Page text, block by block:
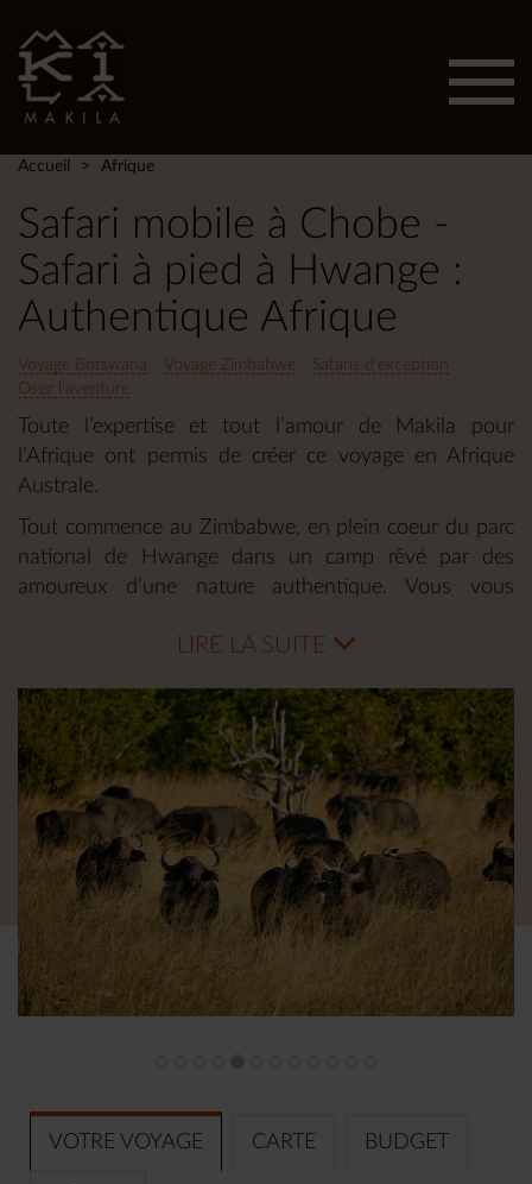
Accueil Afrique
Safari mobile à Chobe -
Safari à pied à Hwange :
Authentique Afrique
Voyage Botswana Voyage Zimbabwe
Safaris d'exception
Osez l'aventure
Toute l’expertise et tout l’amour de Makila pour
l’Afrique ont permis de créer ce voyage en Afrique
Australe.
Tout commence au Zimbabwe, en plein coeur du parc
national de Hwange dans un camp rêvé par des
amoureux d’une nature authentique. Vous vous
infini de savane africaine. Lors des safaris en 4x4, les
vous toute leur expérience . Vous découvirez
également tout le plaisir du safari à pied et les
rencontres inattendues, au détour d’un buisson, avec
un éléphant. Au Botswana, c’est une expérience de
celle qui n’exsite que dans les rêves les plus fous qui
vous attend : pendant 4 jours et 3 nuits vous ferez un
safari en campement itinérant dans le parc national de
Chobe. Enfin, le magistral spectacle des chutes
Victoria sera votre ultime étape au coeur de cette
Afrique authentique.
C’est l’élégance et la simplicité de l’esprit safari qui
LIRE LA SUITE
VOTRE VOYAGE CARTE BUDGET